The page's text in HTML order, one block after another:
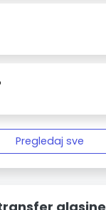
Pregledaj sve